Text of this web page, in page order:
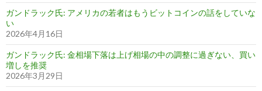
ガンドラック氏: アメリカの若者はもうビットコインの話をしていな
い
2026年4月16日
ガンドラック氏: 金相場下落は上げ相場の中の調整に過ぎない、買い
増しを推奨
2026年3月29日